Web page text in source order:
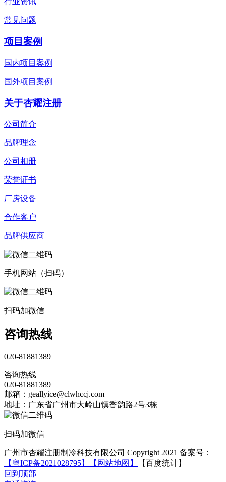
常见问题
项目案例
国内项目案例
国外项目案例
关于杏耀注册
公司简介
品牌理念
公司相册
荣誉证书
厂房设备
合作客户
品牌供应商
手机网站（扫码）
扫码加微信
咨询热线
020-81881389
咨询热线
020-81881389
邮箱：geallyice@clwhccj.com
地址：广东省广州市大岭山镇香韵路2号3栋
扫码加微信
广州市杏耀注册制冷科技有限公司 Copyright 2021 备案号：
【粤ICP备2021028795】
【网站地图】
【百度统计】
回到顶部